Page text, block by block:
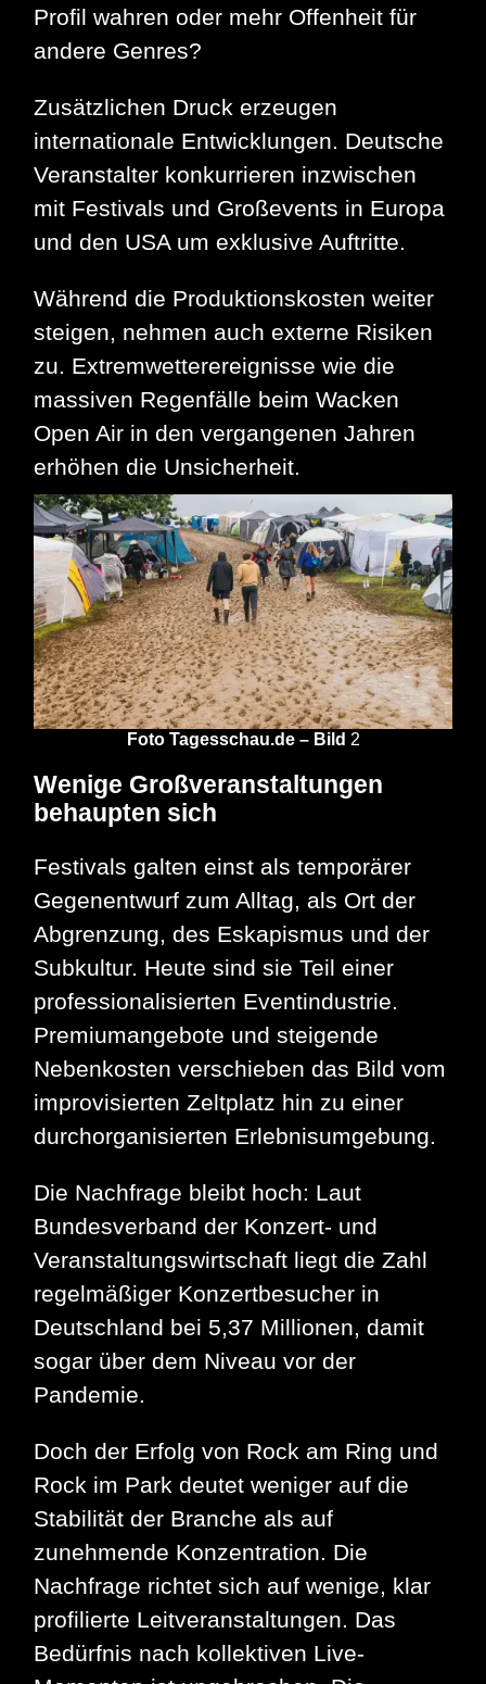
Profil wahren oder mehr Offenheit für
andere Genres?
Zusätzlichen Druck erzeugen
internationale Entwicklungen. Deutsche
Veranstalter konkurrieren inzwischen
mit Festivals und Großevents in Europa
und den USA um exklusive Auftritte.
Während die Produktionskosten weiter
steigen, nehmen auch externe Risiken
zu. Extremwetterereignisse wie die
massiven Regenfälle beim Wacken
Open Air in den vergangenen Jahren
erhöhen die Unsicherheit.
Foto Tagesschau.de – Bild 2
Wenige Großveranstaltungen
behaupten sich
Festivals galten einst als temporärer
Gegenentwurf zum Alltag, als Ort der
Abgrenzung, des Eskapismus und der
Subkultur. Heute sind sie Teil einer
professionalisierten Eventindustrie.
Premiumangebote und steigende
Nebenkosten verschieben das Bild vom
improvisierten Zeltplatz hin zu einer
durchorganisierten Erlebnisumgebung.
Die Nachfrage bleibt hoch: Laut
Bundesverband der Konzert- und
Veranstaltungswirtschaft liegt die Zahl
regelmäßiger Konzertbesucher in
Deutschland bei 5,37 Millionen, damit
sogar über dem Niveau vor der
Pandemie.
Doch der Erfolg von Rock am Ring und
Rock im Park deutet weniger auf die
Stabilität der Branche als auf
zunehmende Konzentration. Die
Nachfrage richtet sich auf wenige, klar
profilierte Leitveranstaltungen. Das
Bedürfnis nach kollektiven Live-